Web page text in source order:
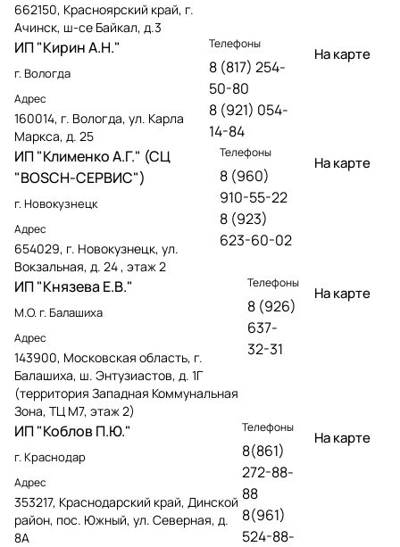
662150, Красноярский край, г.
Ачинск, ш-се Байкал, д.3
ИП "Кирин А.Н."
г. Вологда
Адрес
160014, г. Вологда, ул. Карла
Маркса, д. 25
Телефоны
8 (817) 254-
50-80
8 (921) 054-
14-84
На карте
ИП "Клименко А.Г." (СЦ
"BOSCH-СЕРВИС")
г. Новокузнецк
Адрес
654029, г. Новокузнецк, ул.
Вокзальная, д. 24 , этаж 2
Телефоны
8 (960)
910-55-22
8 (923)
623-60-02
На карте
ИП "Князева Е.В."
М.О. г. Балашиха
Адрес
143900, Московская область, г.
Балашиха, ш. Энтузиастов, д. 1Г
(территория Западная Коммунальная
Зона, ТЦ М7, этаж 2)
Телефоны
8 (926)
637-
32-31
На карте
ИП "Коблов П.Ю."
г. Краснодар
Адрес
353217, Краснодарский край, Динской
район, пос. Южный, ул. Северная, д.
8А
Телефоны
8(861)
272-88-
88
8(961)
524-88-
На карте